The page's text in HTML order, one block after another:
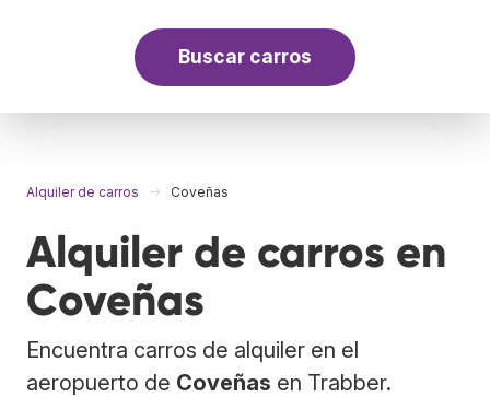
Buscar carros
Alquiler de carros Coveñas
Alquiler de carros en
Coveñas
Encuentra carros de alquiler en el
aeropuerto de Coveñas en Trabber.